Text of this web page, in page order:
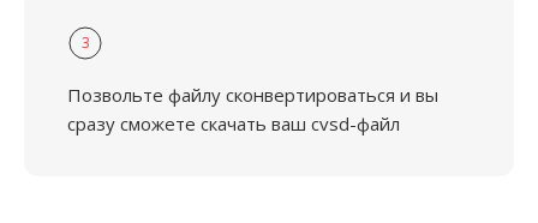
3
Позвольте файлу сконвертироваться и вы
сразу сможете скачать ваш cvsd-файл